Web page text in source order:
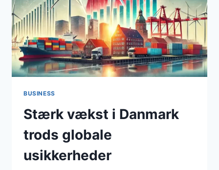
BUSINESS
Stærk vækst i Danmark
trods globale
usikkerheder